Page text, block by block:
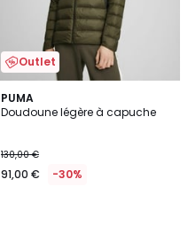
Outlet
PUMA
Doudoune légère à capuche
130,00 €
91,00 € -30%